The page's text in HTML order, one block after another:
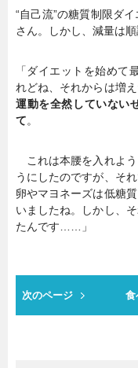
“自己流”の糖質制限ダ
さん。しかし、減量は
「ダイエットを始めて
れどね、それからは増
運動を全然していない
て。
これは本腰を入れよう
うにしたのですが、そ
卵やマヨネーズは低糖
いましたね。しかし、
たんです……」
次のページ 食